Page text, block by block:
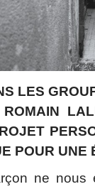
LES
ROMAIN
POUR UNE
ne nous